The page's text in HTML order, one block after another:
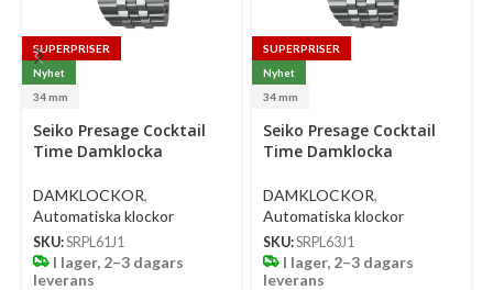
SUPERPRISER
Nyhet
34 mm
Select
options
Seiko Presage Cocktail
Time Damklocka
Ljusblå Urtavla Med
Diamanter Och Stållänk
DAMKLOCKOR,
Automatiska klockor
SKU:SRPL61J1
I lager, 2–3 dagars
leverans
SUPERPRISER
Nyhet
34 mm
Select
options
Seiko Presage Cocktail
Time Damklocka
Ljusgrön Urtavla Med
Diamanter Och Stållänk
DAMKLOCKOR,
Automatiska klockor
SKU:SRPL63J1
I lager, 2–3 dagars
leverans